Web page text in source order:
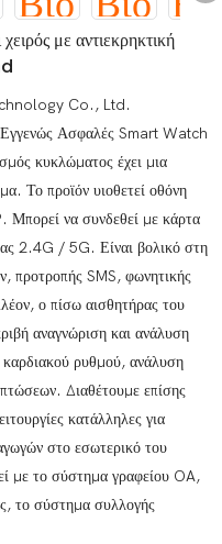
με αντιεκρηκτική
Co., Ltd.
Ασφαλές Smart Watch
κυκλώματος έχει μια
Το προϊόν υιοθετεί οθόνη
να συνδεθεί με κάρτα
2.4G / 5G. Είναι βολικό στη
προτροπής SMS, φωνητικής
ο πίσω αισθητήρας του
αναγνώριση και ανάλυση
καρδιακού ρυθμού, ανάλυση
Διαθέτουμε επίσης
κατάλληλες για
στο εσωτερικό του
με το σύστημα γραφείου OA,
το σύστημα συλλογής